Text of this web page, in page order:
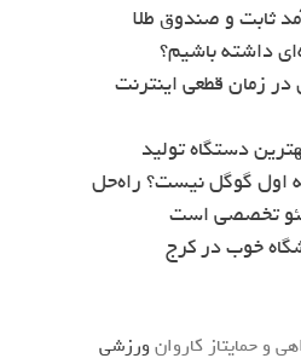
ثابت و صندوق طلا
داشته باشیم؟
زمان قطعی اینترنت
دستگاه تولید
اول گوگل نیست؟ راه‌حل
تخصصی است
خوب در کرج
و حمایتاز کاروان ورزشی